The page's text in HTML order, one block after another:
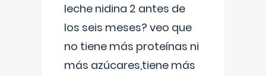
leche nidina 2 antes de
los seis meses? veo que
no tiene más proteínas ni
más azúcares,tiene más